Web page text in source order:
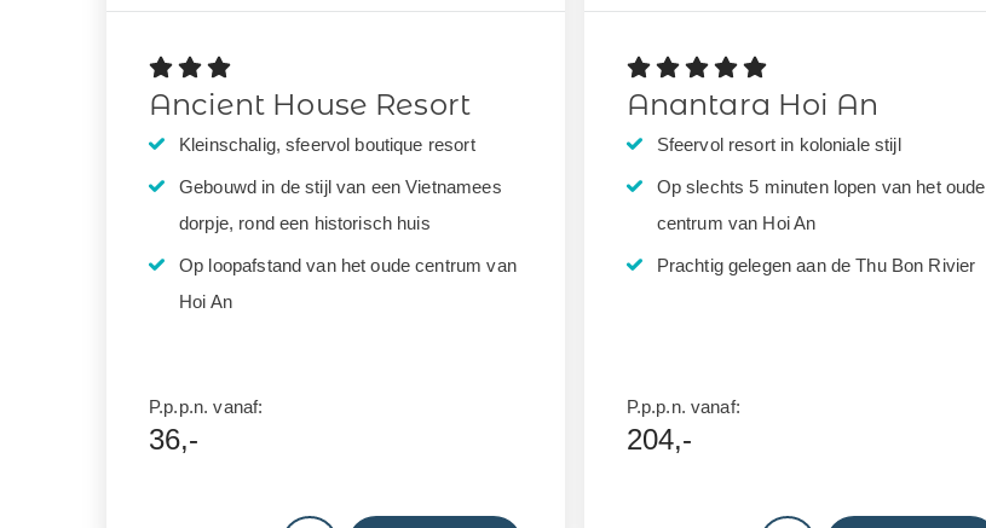
Ancient House Resort
Kleinschalig, sfeervol boutique resort
Gebouwd in de stijl van een Vietnamees
dorpje, rond een historisch huis
Op loopafstand van het oude centrum van
Hoi An
P.p.p.n. vanaf:
36,-
Anantara Hoi An
Sfeervol resort in koloniale stijl
Op slechts 5 minuten lopen van het oude
centrum van Hoi An
Prachtig gelegen aan de Thu Bon Rivier
P.p.p.n. vanaf:
204,-